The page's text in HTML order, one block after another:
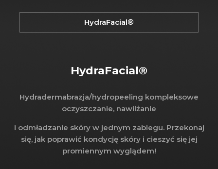
HydraFacial®
HydraFacial®
Hydradermabrazja/hydropeeling kompleksowe
oczyszczanie, nawilżanie
i odmładzanie skóry w jednym zabiegu. Przekonaj
się, jak poprawić kondycję skóry i cieszyć się jej
promiennym wyglądem!